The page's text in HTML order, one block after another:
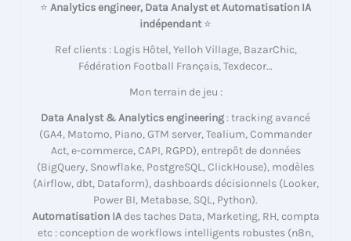
⭐ Analytics engineer, Data Analyst et Automatisation IA
indépendant⭐
Ref clients : Logis Hôtel, Yelloh Village, BazarChic,
Fédération Football Français, Texdecor…
Mon terrain de jeu :
Data Analyst & Analytics engineering : tracking avancé
(GA4, Matomo, Piano, GTM server, Tealium, Commander
Act, e-commerce, CAPI, RGPD), entrepôt de données
(BigQuery, Snowflake, PostgreSQL, ClickHouse), modèles
(Airflow, dbt, Dataform), dashboards décisionnels (Looker,
Power BI, Metabase, SQL, Python).
Automatisation IAdes taches Data, Marketing, RH, compta
etc : conception de workflows intelligents robustes (n8n,